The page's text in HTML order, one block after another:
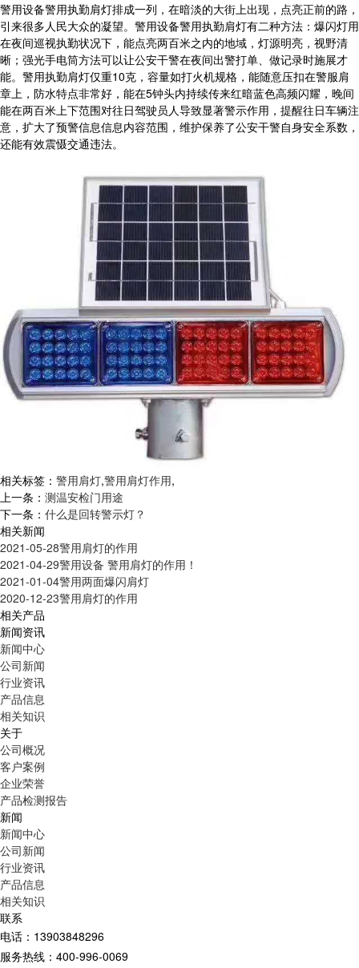
警用设备警用执勤肩灯排成一列，在暗淡的大街上出现，点亮正前的路，
引来很多人民大众的凝望。警用设备警用执勤肩灯有二种方法：爆闪灯用
在夜间巡视执勤状况下，能点亮两百米之内的地域，灯源明亮，视野清
晰；强光手电筒方法可以让公安干警在夜间出警打单、做记录时施展才
能。警用执勤肩灯仅重10克，容量如打火机规格，能随意压扣在警服肩
章上，防水特点非常好，能在5钟头内持续传来红暗蓝色高频闪耀，晚间
能在两百米上下范围对往日驾驶员人导致显著警示作用，提醒往日车辆注
意，扩大了预警信息信息内容范围，维护保养了公安干警自身安全系数，
还能有效震慑交通违法。
相关标签： 警用肩灯,警用肩灯作用,
上一条： 测温安检门用途
下一条： 什么是回转警示灯？
相关新闻
2021-05-28警用肩灯的作用
2021-04-29警用设备 警用肩灯的作用！
2021-01-04警用两面爆闪肩灯
2020-12-23警用肩灯的作用
相关产品
新闻资讯
新闻中心
公司新闻
行业资讯
产品信息
相关知识
关于
公司概况
客户案例
企业荣誉
产品检测报告
新闻
新闻中心
公司新闻
行业资讯
产品信息
相关知识
联系
电话：13903848296
服务热线：400-996-0069